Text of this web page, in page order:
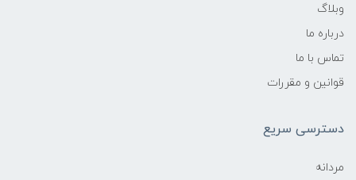
وبلاگ
درباره ما
تماس با ما
قوانین و مقررات
دسترسی سریع
مردانه